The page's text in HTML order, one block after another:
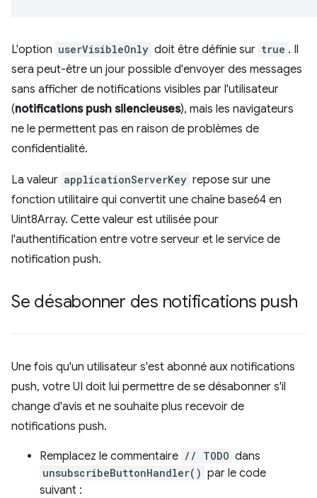
L'option userVisibleOnly doit être définie sur true . Il
sera peut-être un jour possible d'envoyer des messages
sans afficher de notifications visibles par l'utilisateur
(notifications push silencieuses), mais les navigateurs
ne le permettent pas en raison de problèmes de
confidentialité.
La valeur applicationServerKey repose sur une
fonction utilitaire qui convertit une chaîne base64 en
Uint8Array. Cette valeur est utilisée pour
l'authentification entre votre serveur et le service de
notification push.
Se désabonner des notifications push
Une fois qu'un utilisateur s'est abonné aux notifications
push, votre UI doit lui permettre de se désabonner s'il
change d'avis et ne souhaite plus recevoir de
notifications push.
Remplacez le commentaire // TODO dans
unsubscribeButtonHandler() par le code
suivant :